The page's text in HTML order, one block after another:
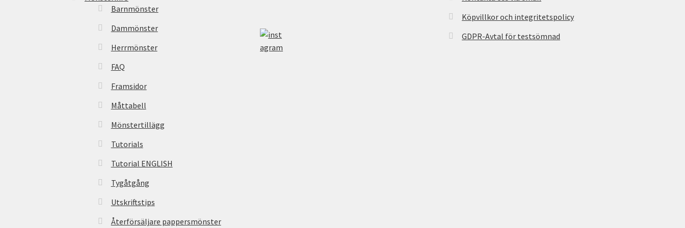
Barnmönster
Dammönster
Herrmönster
FAQ
Framsidor
Måttabell
Mönstertillägg
Tutorials
Tutorial ENGLISH
Tygåtgång
Utskriftstips
Återförsäljare pappersmönster
Köpvillkor och integritetspolicy
GDPR-Avtal för testsömnad